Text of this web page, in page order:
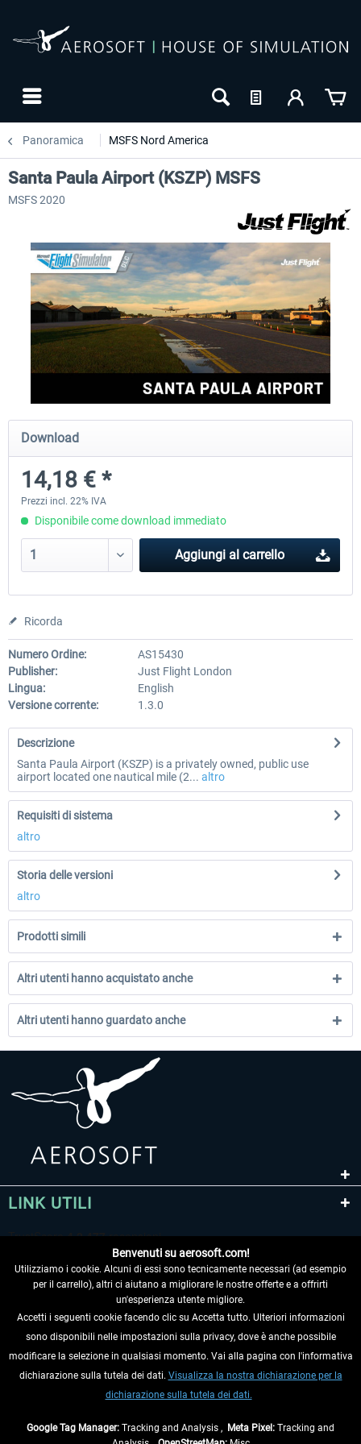
Panoramica MSFS Nord America
FSDG - Greenland Kulusuk MSFS
9,22 € *
Aerosoft Airport
Santa Paula Airport (KSZP) MSFS
MSFS 2020
Download
14,18 € *
Prezzi incl. 22% IVA
Disponibile come download immediato
Aggiungi al carrello
Ricorda
Numero Ordine:
AS15430
Publisher:
Just Flight London
Lingua:
English
Versione corrente:
1.3.0
Descrizione
Santa Paula Airport (KSZP) is a privately owned, public use
airport located one nautical mile (2... altro
Requisiti di sistema
altro
Storia delle versioni
altro
Prodotti simili
Altri utenti hanno acquistato anche
Altri utenti hanno guardato anche
LINK UTILI
RECEDERE DAL CONTRATTO
INFORMAZIONI
Benvenuti su aerosoft.com!
Utilizziamo i cookie. Alcuni di essi sono tecnicamente necessari (ad esempio
per il carrello), altri ci aiutano a migliorare le nostre offerte e a offrirti
un'esperienza utente migliore.
Accetti i seguenti cookie facendo clic su Accetta tutto. Ulteriori informazioni
sono disponibili nelle impostazioni sulla privacy, dove è anche possibile
modificare la selezione in qualsiasi momento. Vai alla pagina con l'informativa
dichiarazione sulla tutela dei dati. Visualizza la nostra dichiarazione per la
dichiarazione sulla tutela dei dati.
Google Tag Manager: Tracking and Analysis , Meta Pixel: Tracking and